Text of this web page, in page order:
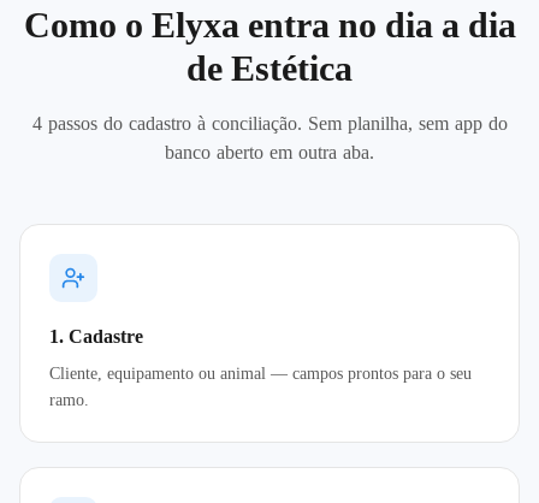
Como o Elyxa entra no dia a dia
deEstética
4 passos do cadastro à conciliação. Sem planilha, sem app do
banco aberto em outra aba.
1. Cadastre
Cliente, equipamento ou animal — campos prontos para o seu
ramo.